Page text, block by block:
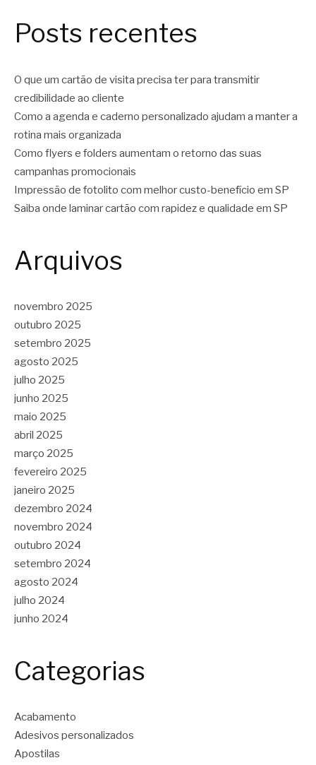
Posts recentes
O que um cartão de visita precisa ter para transmitir
credibilidade ao cliente
Como a agenda e caderno personalizado ajudam a manter a
rotina mais organizada
Como flyers e folders aumentam o retorno das suas
campanhas promocionais
Impressão de fotolito com melhor custo-benefício em SP
Saiba onde laminar cartão com rapidez e qualidade em SP
Arquivos
novembro 2025
outubro 2025
setembro 2025
agosto 2025
julho 2025
junho 2025
maio 2025
abril 2025
março 2025
fevereiro 2025
janeiro 2025
dezembro 2024
novembro 2024
outubro 2024
setembro 2024
agosto 2024
julho 2024
junho 2024
Categorias
Acabamento
Adesivos personalizados
Apostilas